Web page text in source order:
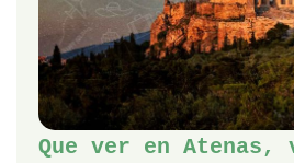
Que ver en